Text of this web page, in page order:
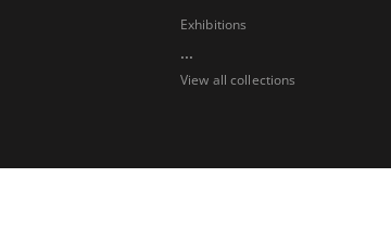
Exhibitions
...
View all collections